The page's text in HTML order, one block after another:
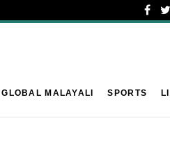
GLOBAL MALAYALI SPORTS